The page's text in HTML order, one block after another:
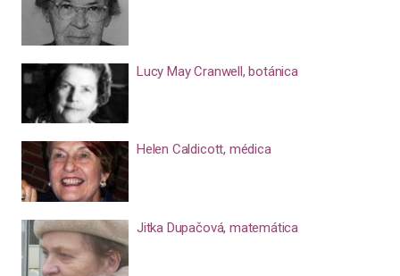
Lucy May Cranwell, botánica
Helen Caldicott, médica
Jitka Dupačová, matemática